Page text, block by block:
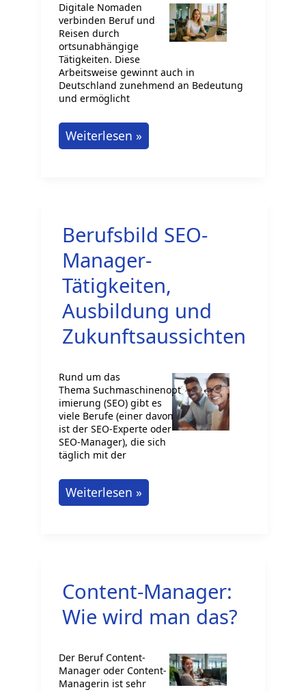
Digitale Nomaden
verbinden Beruf und
Reisen durch
ortsunabhängige
Tätigkeiten. Diese
Arbeitsweise gewinnt auch in
Deutschland zunehmend an Bedeutung
und ermöglicht
Digitale
Nomaden:
unterwegs
Weiterlesen »
Berufsbild SEO-
Manager-
Tätigkeiten,
Ausbildung und
Zukunftsaussichten
Rund um das
Thema Suchmaschinenopt
imierung (SEO) gibt es
viele Berufe (einer davon
ist der SEO-Experte oder
SEO-Manager), die sich
täglich mit der
Berufsbild
SEO-
und
Zukunftsaussichten
Weiterlesen »
Content-Manager:
Wie wird man das?
Der Beruf Content-
Manager oder Content-
Managerin ist sehr